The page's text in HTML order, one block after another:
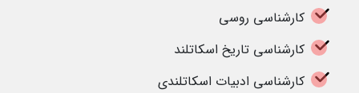
کارشناسی روسی
کارشناسی تاریخ اسکاتلند
کارشناسی ادبیات اسکاتلندی